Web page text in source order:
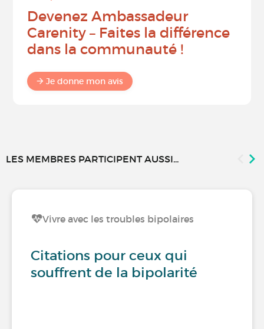
Devenez Ambassadeur
Carenity – Faites la différence
dans la communauté !
Je donne mon avis
LES MEMBRES PARTICIPENT AUSSI...
Vivre avec les troubles bipolaires
Citations pour ceux qui
souffrent de la bipolarité